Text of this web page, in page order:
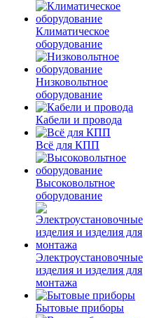
Климатическое
оборудование
Низковольтное
оборудование
Кабели и провода
Всё для КПП
Высоковольтное
оборудование
Электроустановочные
изделия и изделия для
монтажа
Бытовые приборы